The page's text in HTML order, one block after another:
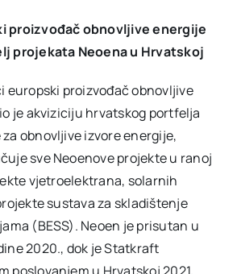
proizvođač obnovljive energije
projekata Neoena u Hrvatskoj
europski proizvođač obnovljive
je akviziciju hrvatskog portfelja
obnovljive izvore energije,
sve Neoenove projekte u ranoj
vjetroelektrana, solarnih
sustava za skladištenje
(BESS). Neoen je prisutan u
2020., dok je Statkraft